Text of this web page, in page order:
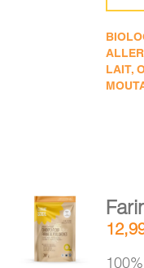
LAIT,
AJOUTER
AU
PANIER